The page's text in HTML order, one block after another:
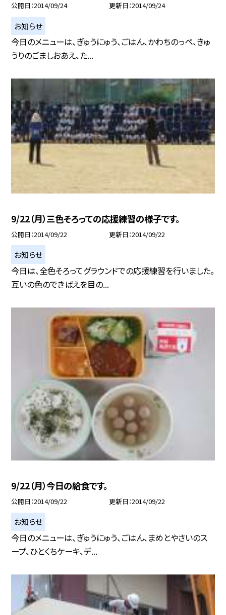
公開日 2014/09/24 更新日 2014/09/24
お知らせ
今日のメニューは、ぎゅうにゅう、ごはん、かわちのっぺ、きゅ
うりのごましおあえ、た...
9/22（月）三色そろっての応援練習の様子です。
公開日 2014/09/22 更新日 2014/09/22
お知らせ
今日は、全色そろってグラウンドでの応援練習を行いました。
互いの色のできばえを目の...
9/22（月）今日の給食です。
公開日 2014/09/22 更新日 2014/09/22
お知らせ
今日のメニューは、ぎゅうにゅう、ごはん、まめとやさいのス
ープ、ひとくちケーキ、デ...